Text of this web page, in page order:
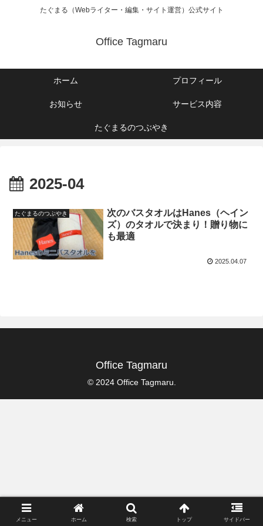
たぐまる（Webライター・編集・サイト運営）公式サイト
Office Tagmaru
ホーム プロフィール
お知らせ サービス内容
たぐまるのつぶやき
2025-04
たぐまるのつぶやき
次のバスタオルはHanes（ヘイン
ズ）のタオルで決まり！贈り物に
も最適
2025.04.07
Office Tagmaru
© 2024 Office Tagmaru.
メニュー ホーム 検索 トップ サイドバー